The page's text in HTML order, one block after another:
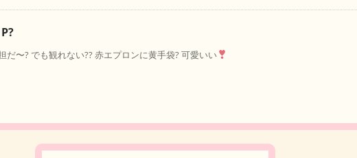
だ〜? でも観れない?? 赤エプロンに黄手袋? 可愛いい